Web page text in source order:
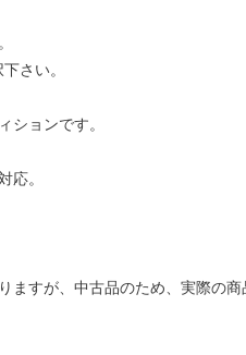
さい。
ションです。
応。
ますが、中古品のため、実際の商